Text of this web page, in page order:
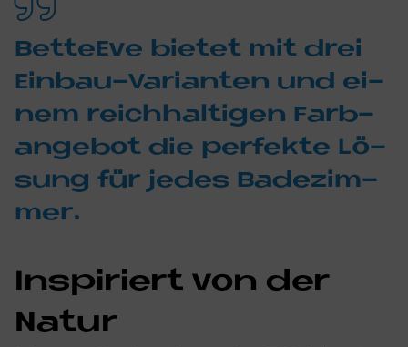
Bet­teE­ve bie­tet mit drei
Ein­bau-Va­ri­an­ten und ei­
nem reich­hal­ti­gen Farb­
an­ge­bot die per­fek­te Lö­
sung für je­des Ba­de­zim­
mer.
In­spi­riert von der
Na­tur